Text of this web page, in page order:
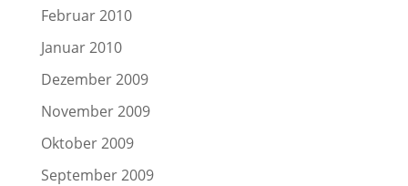
Februar 2010
Januar 2010
Dezember 2009
November 2009
Oktober 2009
September 2009